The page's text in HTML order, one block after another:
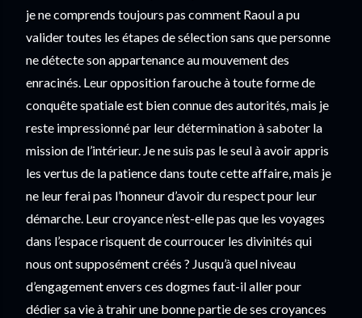
je ne comprends toujours pas comment Raoul a pu
valider toutes les étapes de sélection sans que personne
ne détecte son appartenance au mouvement des
enracinés. Leur opposition farouche à toute forme de
conquête spatiale est bien connue des autorités, mais je
reste impressionné par leur détermination à saboter la
mission de l’intérieur. Je ne suis pas le seul à avoir appris
les vertus de la patience dans toute cette affaire, mais je
ne leur ferai pas l’honneur d’avoir du respect pour leur
démarche. Leur croyance n’est-elle pas que les voyages
dans l’espace risquent de courroucer les divinités qui
nous ont supposément créés ? Jusqu’à quel niveau
d’engagement envers ces dogmes faut-il aller pour
dédier sa vie à trahir une bonne partie de ses croyances